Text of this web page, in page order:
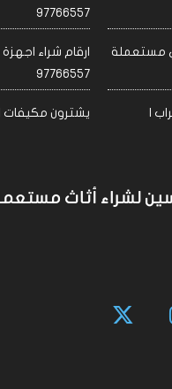
97766557
مستعملة
ارقام شراء
97766557
|
يشترون مكيفات |
لشراء أثاث